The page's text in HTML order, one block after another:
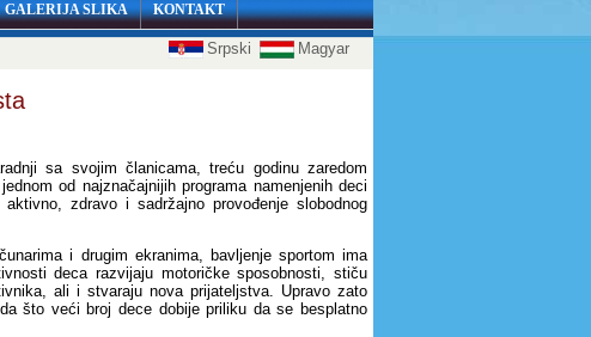
GALERIJA SLIKA KONTAKT
Srpski Magyar
sa svojim članicama, treću godinu zaredom
od najznačajnijih programa namenjenih deci
zdravo i sadržajno provođenje slobodnog
i drugim ekranima, bavljenje sportom ima
deca razvijaju motoričke sposobnosti, stiču
ali i stvaraju nova prijateljstva. Upravo zato
što veći broj dece dobije priliku da se besplatno